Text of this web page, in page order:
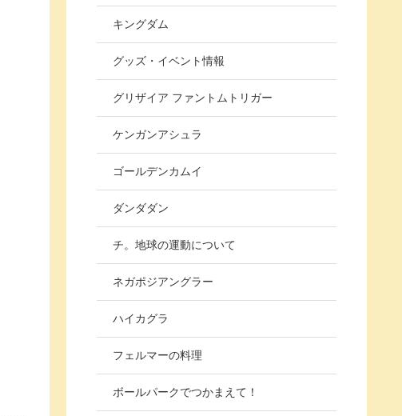
キングダム
グッズ・イベント情報
グリザイア ファントムトリガー
ケンガンアシュラ
ゴールデンカムイ
ダンダダン
チ。地球の運動について
ネガポジアングラー
ハイカグラ
フェルマーの料理
ボールパークでつかまえて！